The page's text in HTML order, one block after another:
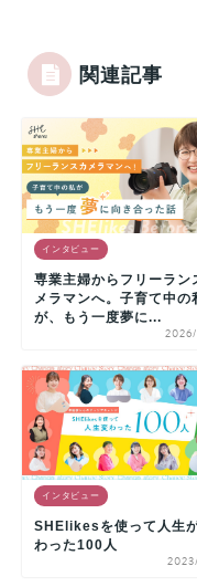
関連記事
インタビュー
専業主婦からフリーラン
メラマンへ。子育て中の
が、もう一度夢に...
インタビュー
SHElikesを使って人生
わった100人